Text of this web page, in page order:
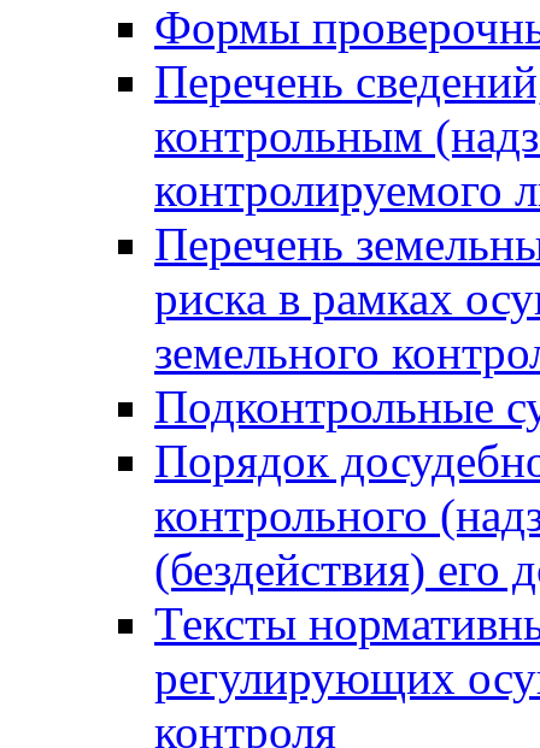
Формы
Перечень
контрольным
контролируемого
Перечень
риска в рамках
земельного
Подконтрольные
Порядок
контрольного
(бездействия)
Тексты
регулирующих
контроля